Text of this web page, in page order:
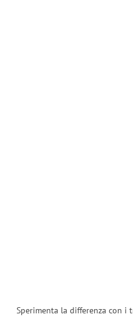
Sperimenta la differenza con i